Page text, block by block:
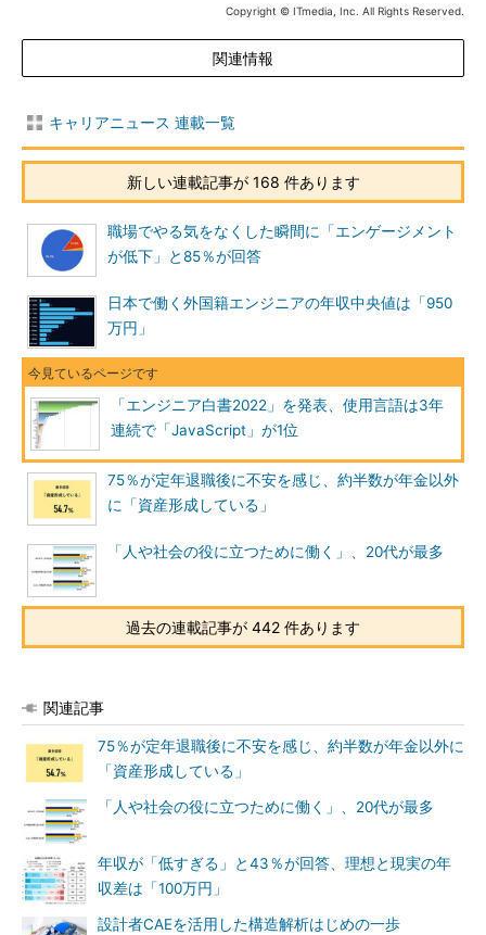
Copyright © ITmedia, Inc. All Rights Reserved.
関連情報
キャリアニュース 連載一覧
新しい連載記事が 168 件あります
職場でやる気をなくした瞬間に「エンゲージメント
が低下」と85％が回答
日本で働く外国籍エンジニアの年収中央値は「950
万円」
「エンジニア白書2022」を発表、使用言語は3年
連続で「JavaScript」が1位
75％が定年退職後に不安を感じ、約半数が年金以外
に「資産形成している」
「人や社会の役に立つために働く」、20代が最多
過去の連載記事が 442 件あります
関連記事
75％が定年退職後に不安を感じ、約半数が年金以外に
「資産形成している」
「人や社会の役に立つために働く」、20代が最多
年収が「低すぎる」と43％が回答、理想と現実の年
収差は「100万円」
設計者CAEを活用した構造解析はじめの一歩